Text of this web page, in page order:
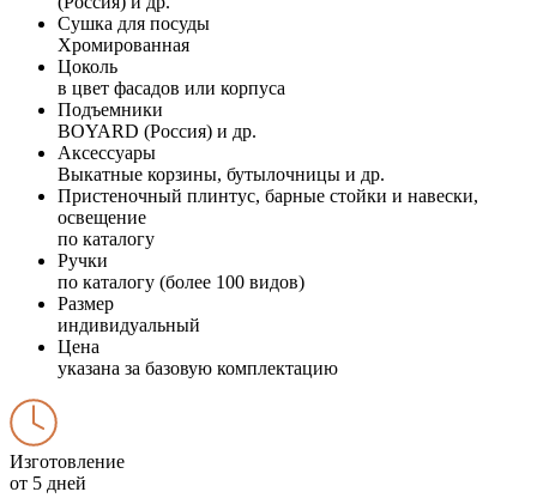
Сушка для посуды
Хромированная
Цоколь
в цвет фасадов или корпуса
Подъемники
BOYARD (Россия) и др.
Аксессуары
Выкатные корзины, бутылочницы и др.
Пристеночный плинтус, барные стойки и навески,
освещение
по каталогу
Ручки
по каталогу (более 100 видов)
Размер
индивидуальный
Цена
указана за базовую комплектацию
Изготовление
от 5 дней